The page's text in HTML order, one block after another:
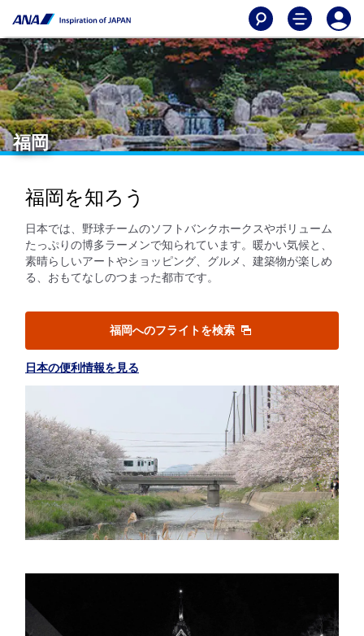
福岡
福岡を知ろう
日本では、野球チームのソフトバンクホークスやボリューム
たっぷりの博多ラーメンで知られています。暖かい気候と、
素晴らしいアートやショッピング、グルメ、建築物が楽しめ
る、おもてなしのつまった都市です。
福岡へのフライトを検索
日本の便利情報を見る